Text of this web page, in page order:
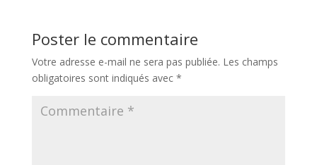
Poster le commentaire
Votre adresse e-mail ne sera pas publiée. Les champs
obligatoires sont indiqués avec *